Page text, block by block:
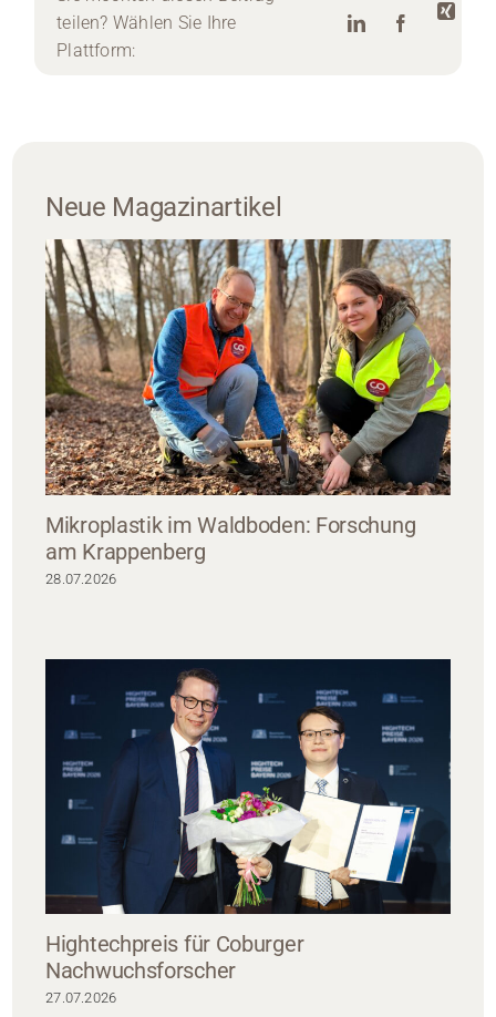
teilen? Wählen Sie Ihre
Plattform:
Neue Magazinartikel
Mikroplastik im Waldboden: Forschung
am Krappenberg
28.07.2026
Hightechpreis für Coburger
Nachwuchsforscher
27.07.2026